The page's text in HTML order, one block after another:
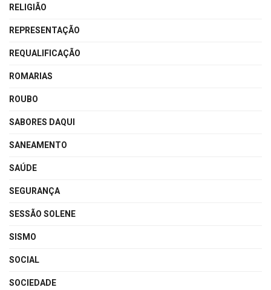
RELIGIÃO
REPRESENTAÇÃO
REQUALIFICAÇÃO
ROMARIAS
ROUBO
SABORES DAQUI
SANEAMENTO
SAÚDE
SEGURANÇA
SESSÃO SOLENE
SISMO
SOCIAL
SOCIEDADE